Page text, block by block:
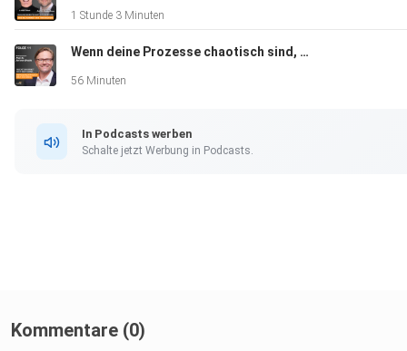
+ Wertschätzung als Türöffner
spalten
• Reverse Mentoring: voneinander lernen, Wertschätzung in
1 Stunde 3 Minuten
Wenn deine Prozesse chaotisch sind, skaliert nur dein Problem | mit Prof. Dr. Jan vom Brocke
56 Minuten
In Podcasts werben
Schalte jetzt Werbung in Podcasts.
Kommentare (0)